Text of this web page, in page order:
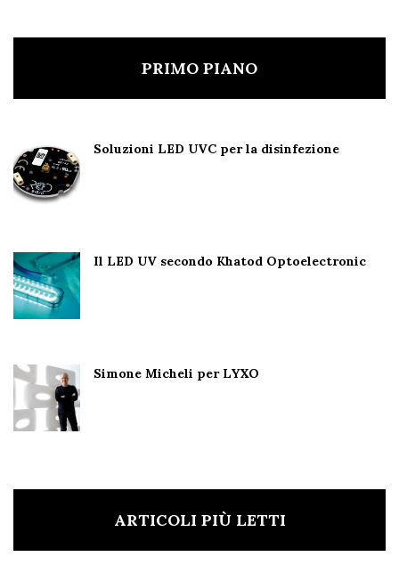
PRIMO PIANO
Soluzioni LED UVC per la disinfezione
Il LED UV secondo Khatod Optoelectronic
Simone Micheli per LYXO
ARTICOLI PIÙ LETTI